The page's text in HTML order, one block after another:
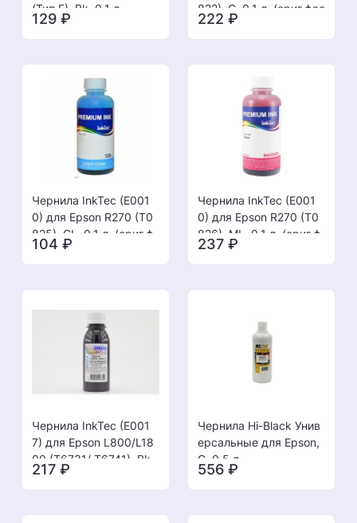
(Тип E), Bk, 0,1 л.
129 ₽
822), C, 0,1 л. (ориг.фас
овка)
222 ₽
Чернила InkTec (E001
0) для Epson R270 (T0
825), CL, 0,1 л. (ориг.ф
асовка)
104 ₽
Чернила InkTec (E001
0) для Epson R270 (T0
826), ML, 0,1 л. (ориг.ф
асовка)
237 ₽
Чернила InkTec (E001
7) для Epson L800/L18
00 (T6731/ T6741), Bk,
0,1 л.
217 ₽
Чернила Hi-Black Унив
ерсальные для Epson,
C, 0,5 л.
556 ₽